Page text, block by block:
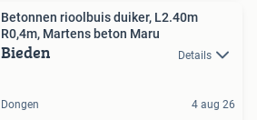
Betonnen rioolbuis duiker, L2.40m
R0,4m, Martens beton Maru
Bieden Details
Dongen 4 aug 26